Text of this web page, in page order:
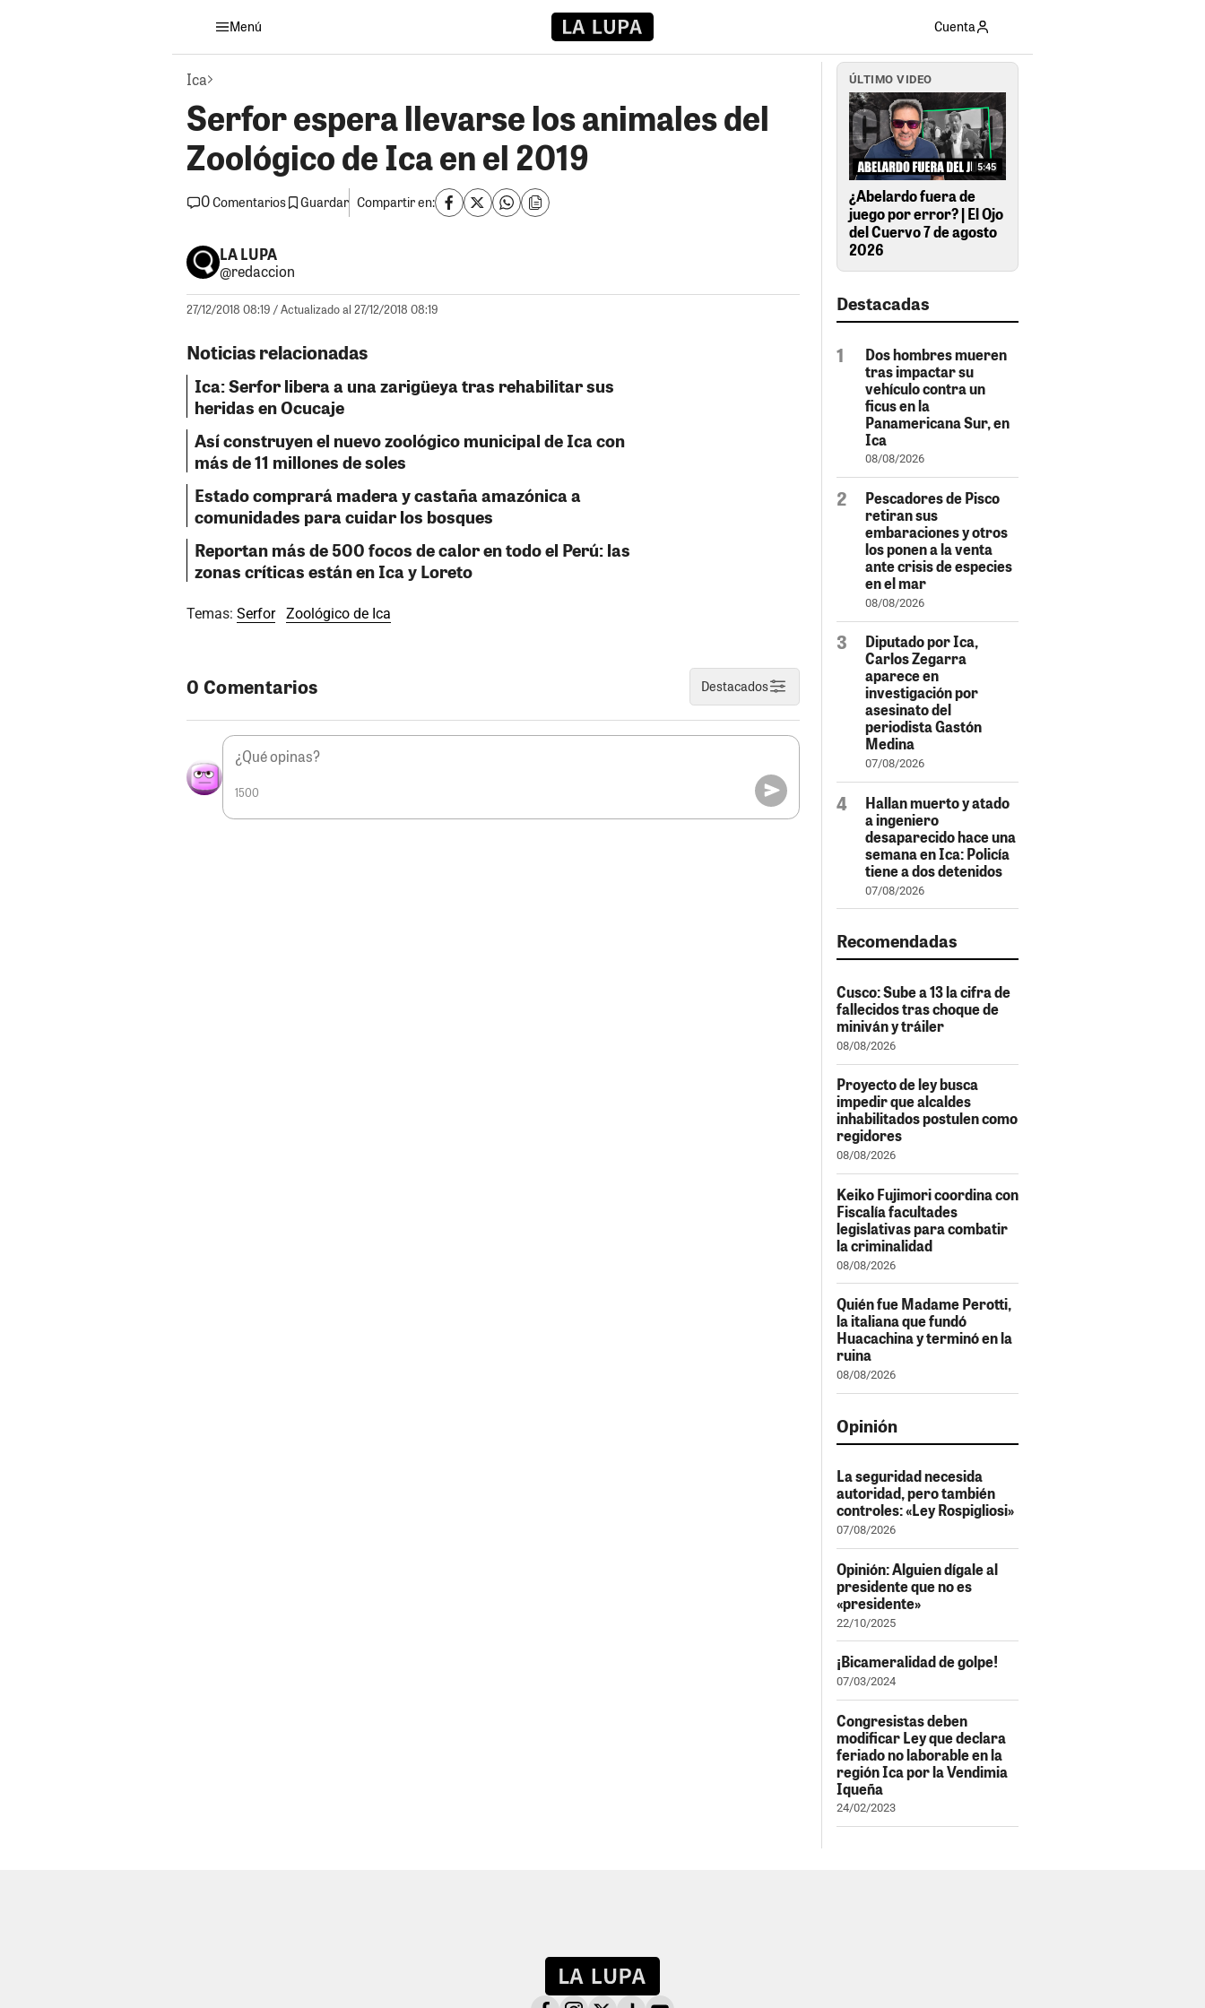
Menú Cuenta
Ica
Serfor espera llevarse los animales del
Zoológico de Ica en el 2019
0Comentarios Guardar Compartir en:
LA LUPA
@redaccion
27/12/2018 08:19 / Actualizado al 27/12/2018 08:19
Noticias relacionadas
Ica: Serfor libera a una zarigüeya tras rehabilitar sus
heridas en Ocucaje
Así construyen el nuevo zoológico municipal de Ica con
más de 11 millones de soles
Estado comprará madera y castaña amazónica a
comunidades para cuidar los bosques
Reportan más de 500 focos de calor en todo el Perú: las
zonas críticas están en Ica y Loreto
Temas: Serfor Zoológico de Ica
0 Comentarios Destacados
1500
ÚLTIMO VIDEO
5:45
¿Abelardo fuera de
juego por error? | El Ojo
del Cuervo 7 de agosto
2026
Destacadas
Dos hombres mueren
tras impactar su
vehículo contra un
ficus en la
Panamericana Sur, en
Ica
08/08/2026
Pescadores de Pisco
retiran sus
embaraciones y otros
los ponen a la venta
ante crisis de especies
en el mar
08/08/2026
Diputado por Ica,
Carlos Zegarra
aparece en
investigación por
asesinato del
periodista Gastón
Medina
07/08/2026
Hallan muerto y atado
a ingeniero
desaparecido hace una
semana en Ica: Policía
tiene a dos detenidos
07/08/2026
Recomendadas
Cusco: Sube a 13 la cifra de
fallecidos tras choque de
miniván y tráiler
08/08/2026
Proyecto de ley busca
impedir que alcaldes
inhabilitados postulen como
regidores
08/08/2026
Keiko Fujimori coordina con
Fiscalía facultades
legislativas para combatir
la criminalidad
08/08/2026
Quién fue Madame Perotti,
la italiana que fundó
Huacachina y terminó en la
ruina
08/08/2026
Opinión
La seguridad necesida
autoridad, pero también
controles: «Ley Rospigliosi»
07/08/2026
Opinión: Alguien dígale al
presidente que no es
«presidente»
22/10/2025
¡Bicameralidad de golpe!
07/03/2024
Congresistas deben
modificar Ley que declara
feriado no laborable en la
región Ica por la Vendimia
Iqueña
24/02/2023